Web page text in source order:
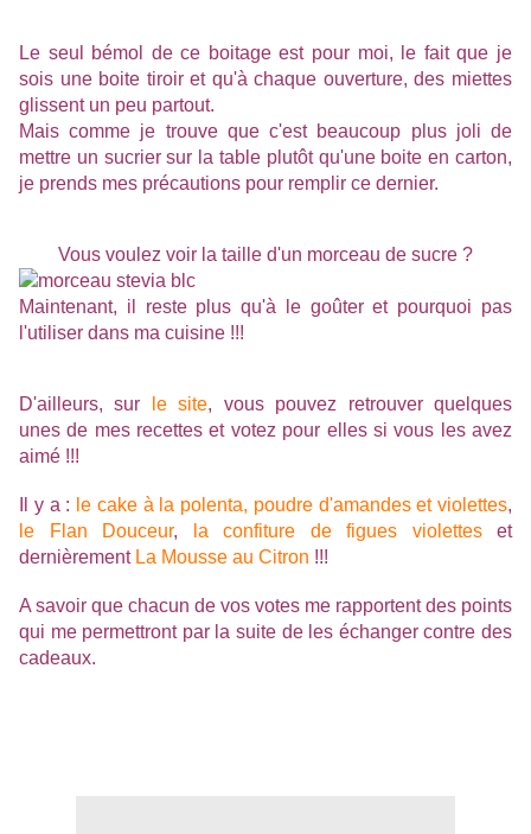
Le seul bémol de ce boitage est pour moi, le fait que je
sois une boite tiroir et qu'à chaque ouverture, des miettes
glissent un peu partout.
Mais comme je trouve que c'est beaucoup plus joli de
mettre un sucrier sur la table plutôt qu'une boite en carton,
je prends mes précautions pour remplir ce dernier.
Vous voulez voir la taille d'un morceau de sucre ?
Maintenant, il reste plus qu'à le goûter et pourquoi pas
l'utiliser dans ma cuisine !!!
D'ailleurs, sur le site, vous pouvez retrouver quelques
unes de mes recettes et votez pour elles si vous les avez
aimé !!!
Il y a : le cake à la polenta, poudre d'amandes et violettes,
le Flan Douceur, la confiture de figues violetteset
dernièrement La Mousse au Citron !!!
A savoir que chacun de vos votes me rapportent des points
qui me permettront par la suite de les échanger contre des
cadeaux.